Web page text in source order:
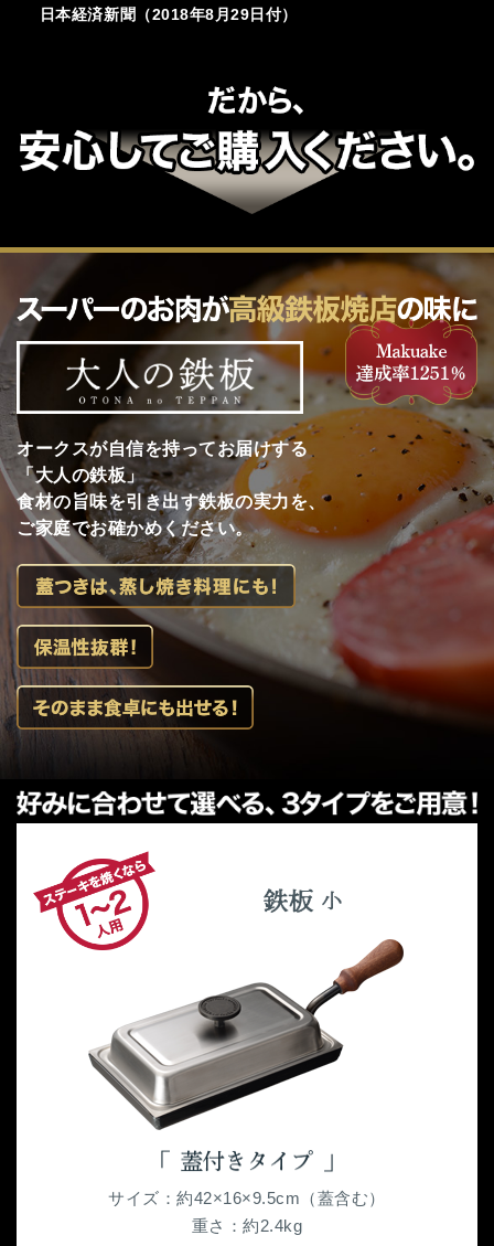
日本経済新聞（2018年8月29日付）
オークスが自信を持ってお届けする
「大人の鉄板」
食材の旨味を引き出す鉄板の実力を、
ご家庭でお確かめください。
サイズ：約42×16×9.5cm（蓋含む）
重さ：約2.4kg